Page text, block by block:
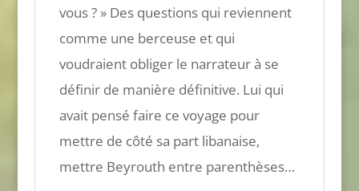
vous ? » Des questions qui reviennent
comme une berceuse et qui
voudraient obliger le narrateur à se
définir de manière définitive. Lui qui
avait pensé faire ce voyage pour
mettre de côté sa part libanaise,
mettre Beyrouth entre parenthèses…